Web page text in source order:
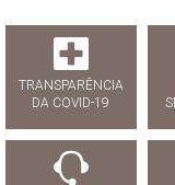
TRANSPARÊNCIA
DA COVID-19